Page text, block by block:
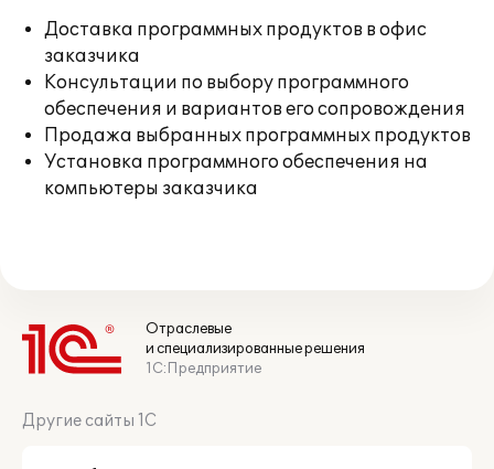
Доставка программных продуктов в офис
заказчика
Консультации по выбору программного
обеспечения и вариантов его сопровождения
Продажа выбранных программных продуктов
Установка программного обеспечения на
компьютеры заказчика
Отраслевые
и специализированные решения
1С:Предприятие
Другие сайты 1С